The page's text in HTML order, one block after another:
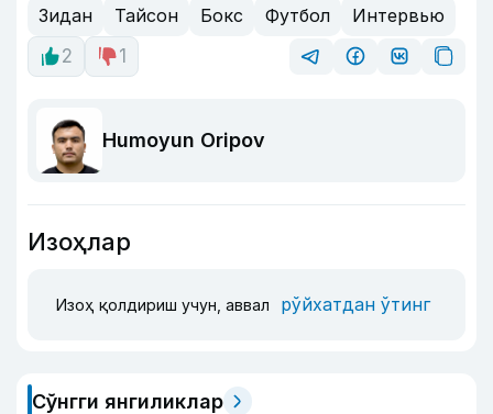
Зидан Тайсон Бокс Футбол
Интервью
2
1
Humoyun Oripov
Изоҳлар
Изоҳ қолдириш учун, аввал рўйхатдан ўтинг
Сўнгги янгиликлар